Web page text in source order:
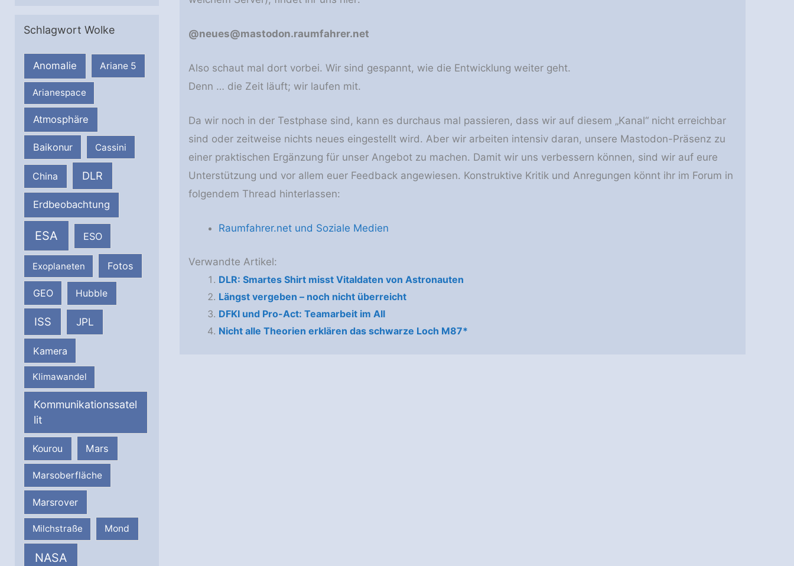
Schlagwort Wolke
Anomalie Ariane 5
Arianespace
Atmosphäre
Baikonur Cassini
China DLR
Erdbeobachtung
ESA ESO
Exoplaneten Fotos
GEO Hubble
ISS JPL
Kamera
Klimawandel
Kommunikationssatel
lit
Kourou Mars
Marsoberfläche
Marsrover
Milchstraße Mond
NASA
@neues@mastodon.raumfahrer.net
Also schaut mal dort vorbei. Wir sind gespannt, wie die Entwicklung weiter geht.
Denn … die Zeit läuft; wir laufen mit.
Da wir noch in der Testphase sind, kann es durchaus mal passieren, dass wir auf diesem „Kanal“ nicht erreichbar
sind oder zeitweise nichts neues eingestellt wird. Aber wir arbeiten intensiv daran, unsere Mastodon-Präsenz zu
einer praktischen Ergänzung für unser Angebot zu machen. Damit wir uns verbessern können, sind wir auf eure
Unterstützung und vor allem euer Feedback angewiesen. Konstruktive Kritik und Anregungen könnt ihr im Forum in
folgendem Thread hinterlassen:
Raumfahrer.net und Soziale Medien
Verwandte Artikel:
DLR: Smartes Shirt misst Vitaldaten von Astronauten
Längst vergeben – noch nicht überreicht
DFKI und Pro-Act: Teamarbeit im All
Nicht alle Theorien erklären das schwarze Loch M87*